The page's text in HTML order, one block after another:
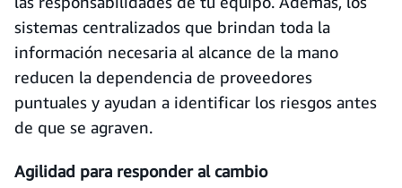
sistemas centralizados que brindan toda la
información necesaria al alcance de la mano
reducen la dependencia de proveedores
puntuales y ayudan a identificar los riesgos antes
de que se agraven.
Agilidad para responder al cambio